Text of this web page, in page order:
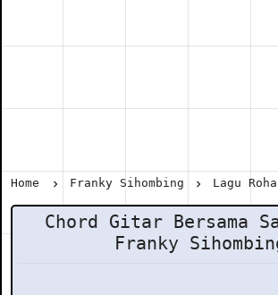
Home Franky Sihombing Lagu
Chord Gitar Bersama
Franky